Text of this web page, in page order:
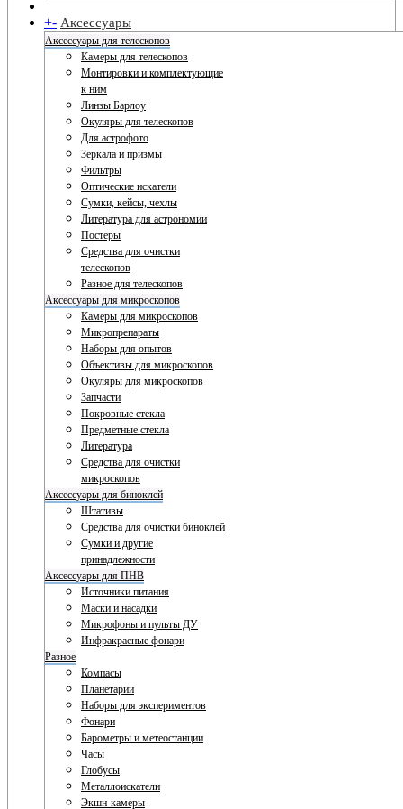
+- Аксессуары
Аксессуары для телескопов
Камеры для телескопов
Монтировки и комплектующие
к ним
Линзы Барлоу
Окуляры для телескопов
Для астрофото
Зеркала и призмы
Фильтры
Оптические искатели
Сумки, кейсы, чехлы
Литература для астрономии
Постеры
Средства для очистки
телескопов
Разное для телескопов
Аксессуары для микроскопов
Камеры для микроскопов
Микропрепараты
Наборы для опытов
Объективы для микроскопов
Окуляры для микроскопов
Запчасти
Покровные стекла
Предметные стекла
Литература
Средства для очистки
микроскопов
Аксессуары для биноклей
Штативы
Средства для очистки биноклей
Сумки и другие
принадлежности
Аксессуары для ПНВ
Источники питания
Маски и насадки
Микрофоны и пульты ДУ
Инфракрасные фонари
Разное
Компасы
Планетарии
Наборы для экспериментов
Фонари
Барометры и метеостанции
Часы
Глобусы
Металлоискатели
Экшн-камеры